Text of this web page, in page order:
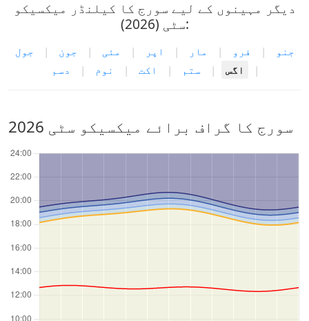
دیگر مہینوں کے لیے سورج کا کیلنڈر میکسیکو
سٹی (2026):
جنو | فرو | مار | اپر | مئی | جون |
جول
|
اگس | ستم | اکت | نوم | دسم
2026 سورج کا گراف برائے میکسیکو سٹی